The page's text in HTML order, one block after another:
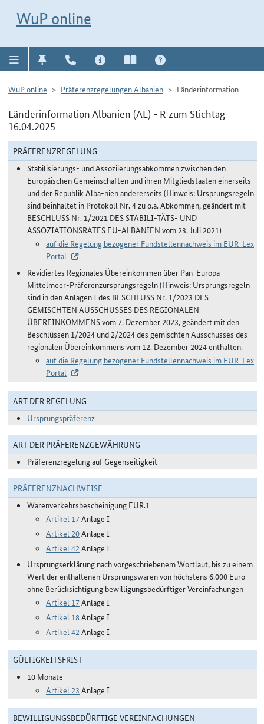
WuP online
WuP online Präferenzregelungen Albanien Länderinformation
Länderinformation Albanien (AL) - R zum Stichtag
16.04.2025
PRÄFERENZREGELUNG
Stabilisierungs- und Assoziierungsabkommen zwischen den
Europäischen Gemeinschaften und ihren Mitgliedstaaten einerseits
und der Republik Alba-nien andererseits (Hinweis: Ursprungsregeln
sind beinhaltet in Protokoll Nr. 4 zu o.a. Abkommen, geändert mit
BESCHLUSS Nr. 1/2021 DES STABILI-TÄTS- UND
ASSOZIATIONSRATES EU-ALBANIEN vom 23. Juli 2021)
auf die Regelung bezogener Fundstellennachweis im EUR-Lex
Portal
Revidiertes Regionales Übereinkommen über Pan-Europa-
Mittelmeer-Präferenzursprungsregeln (Hinweis: Ursprungsregeln
sind in den Anlagen I des BESCHLUSS Nr. 1/2023 DES
GEMISCHTEN AUSSCHUSSES DES REGIONALEN
ÜBEREINKOMMENS vom 7. Dezember 2023, geändert mit den
Beschlüssen 1/2024 und 2/2024 des gemischten Ausschusses des
regionalen Übereinkommens vom 12. Dezember 2024 enthalten.
auf die Regelung bezogener Fundstellennachweis im EUR-Lex
Portal
ART DER REGELUNG
Ursprungspräferenz
ART DER PRÄFERENZGEWÄHRUNG
Präferenzregelung auf Gegenseitigkeit
PRÄFERENZNACHWEISE
Warenverkehrsbescheinigung EUR.1
Artikel 17Anlage I
Artikel 20Anlage I
Artikel 42 Anlage I
Ursprungserklärung nach vorgeschriebenem Wortlaut, bis zu einem
Wert der enthaltenen Ursprungswaren von höchstens 6.000 Euro
ohne Berücksichtigung bewilligungsbedürftiger Vereinfachungen
Artikel 17Anlage I
Artikel 18Anlage I
Artikel 42 Anlage I
GÜLTIGKEITSFRIST
10 Monate
Artikel 23 Anlage I
BEWILLIGUNGSBEDÜRFTIGE VEREINFACHUNGEN